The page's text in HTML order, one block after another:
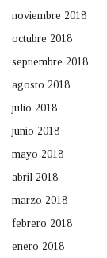
noviembre 2018
octubre 2018
septiembre 2018
agosto 2018
julio 2018
junio 2018
mayo 2018
abril 2018
marzo 2018
febrero 2018
enero 2018